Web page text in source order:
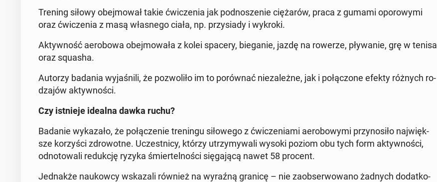
Trening siłowy obej­mo­wał takie ćwi­cze­nia jak pod­no­sze­nie cię­ża­rów, praca z gumami opo­ro­wy­mi
oraz ćwi­cze­nia z masą wła­sne­go ciała, np. przy­sia­dy i wykroki.
Ak­tyw­ność ae­ro­bo­wa obej­mo­wa­ła z kolei spacery, bie­ga­nie, jazdę na rowerze, pły­wa­nie, grę w tenisa
oraz squasha.
Autorzy badania wy­ja­śni­li, że po­zwo­li­ło im to po­rów­nać nie­za­leż­ne, jak i po­łą­czo­ne efekty różnych ro­
dza­jów ak­tyw­no­ści.
Czy ist­nie­je idealna dawka ruchu?
Badanie wy­ka­za­ło, że po­łą­cze­nie tre­nin­gu si­ło­we­go z ćwi­cze­nia­mi ae­ro­bo­wy­mi przy­no­si­ło naj­więk­
sze ko­rzy­ści zdro­wot­ne. Uczest­ni­cy, którzy utrzy­my­wa­li wysoki poziom obu tych form ak­tyw­no­ści,
od­no­to­wa­li re­duk­cję ryzyka śmier­tel­no­ści się­ga­ją­cą nawet 58 procent.
Jed­nak­że na­ukow­cy wska­za­li również na wyraźną granicę – nie za­ob­ser­wo­wa­no żadnych do­dat­ko­